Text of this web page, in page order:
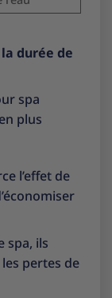
durée de
spa
plus
l’effet de
spa, ils
pertes de